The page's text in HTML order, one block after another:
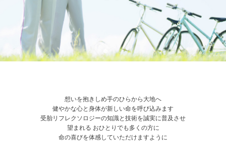
想いを抱きしめ手のひらから大地へ
健やかな心と身体が新しい命を呼び込みます
受胎リフレクソロジーの知識と技術を誠実に普及させ
望まれる おひとりでも多くの方に
命の喜びを体感していただけますように